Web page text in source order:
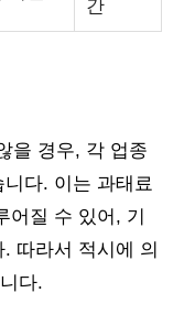
간
을 경우, 각 업종
다. 이는 과태료
어질 수 있어, 기
따라서 적시에 의
다.